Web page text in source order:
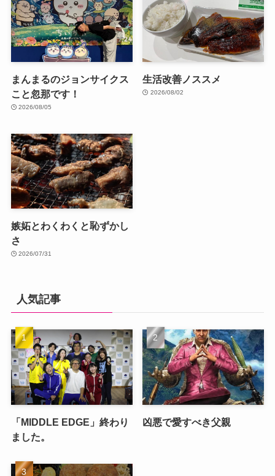
まんまるのジョンサイクス
こと忽那です！
2026/08/05
生活改善ノススメ
2026/08/02
嫉妬とわくわくと恥ずかし
さ
2026/07/31
人気記事
「MIDDLE EDGE」終わり
ました。
凶悪で愛すべき父親